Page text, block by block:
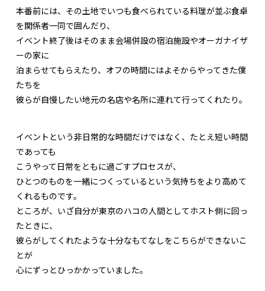
本番前には、その土地でいつも食べられている料理が並ぶ食卓
を関係者一同で囲んだり、
イベント終了後はそのまま会場併設の宿泊施設やオーガナイザ
ーの家に
泊まらせてもらえたり、オフの時間にはよそからやってきた僕
たちを
彼らが自慢したい地元の名店や名所に連れて行ってくれたり。
イベントという非日常的な時間だけではなく、たとえ短い時間
であっても
こうやって日常をともに過ごすプロセスが、
ひとつのものを一緒につくっているという気持ちをより高めて
くれるものです。
ところが、いざ自分が東京のハコの人間としてホスト側に回っ
たときに、
彼らがしてくれたような十分なもてなしをこちらができないこ
とが
心にずっとひっかかっていました。